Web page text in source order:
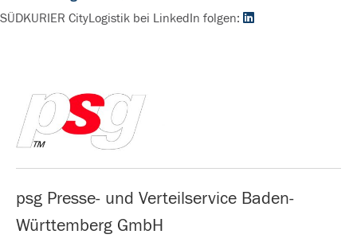
SÜDKURIER CityLogistik bei LinkedIn folgen:
psg Presse- und Verteilservice Baden-
Württemberg GmbH